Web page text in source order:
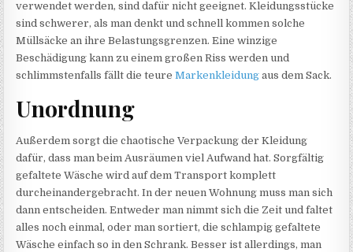
verwendet werden, sind dafür nicht geeignet. Kleidungsstücke
sind schwerer, als man denkt und schnell kommen solche
Müllsäcke an ihre Belastungsgrenzen. Eine winzige
Beschädigung kann zu einem großen Riss werden und
schlimmstenfalls fällt die teureMarkenkleidung aus dem Sack.
Unordnung
Außerdem sorgt die chaotische Verpackung der Kleidung
dafür, dass man beim Ausräumen viel Aufwand hat. Sorgfältig
gefaltete Wäsche wird auf dem Transport komplett
durcheinandergebracht. In der neuen Wohnung muss man sich
dann entscheiden. Entweder man nimmt sich die Zeit und faltet
alles noch einmal, oder man sortiert, die schlampig gefaltete
Wäsche einfach so in den Schrank. Besser ist allerdings, man